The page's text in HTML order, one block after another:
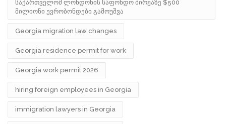
საქართველომ ლონდონის საფონდო ბირჟაზე $500
მილიონი ევრობონდები გამოუშვა
Georgia migration law changes
Georgia residence permit for work
Georgia work permit 2026
hiring foreign employees in Georgia
immigration lawyers in Georgia